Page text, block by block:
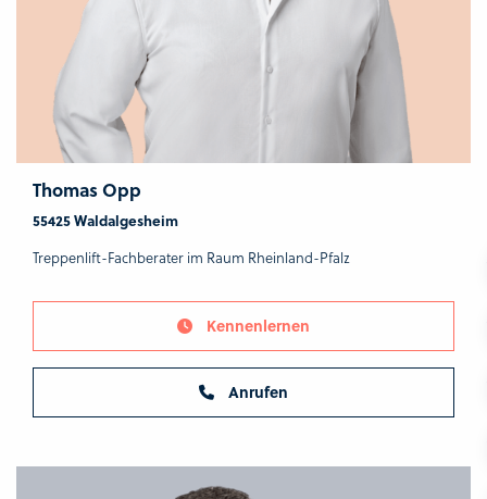
Thomas Opp
55425 Waldalgesheim
Treppenlift-Fachberater im Raum Rheinland-Pfalz
Kennenlernen
Anrufen